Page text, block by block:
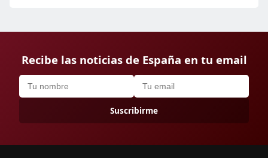
Recibe las noticias de España en tu email
Suscribirme